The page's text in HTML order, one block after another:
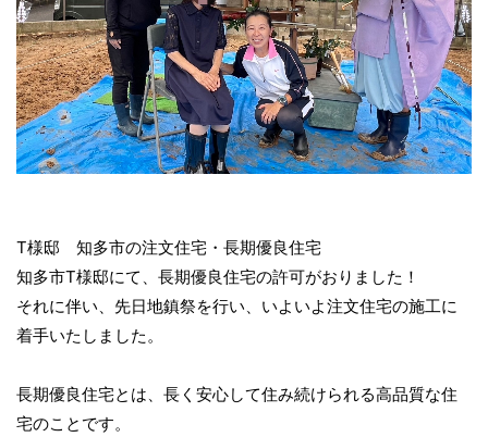
T様邸 知多市の注文住宅・長期優良住宅
知多市T様邸にて、長期優良住宅の許可がおりました！
それに伴い、先日地鎮祭を行い、いよいよ注文住宅の施工に
着手いたしました。
長期優良住宅とは、長く安心して住み続けられる高品質な住
宅のことです。